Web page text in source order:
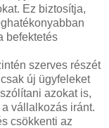
Ez biztosítja,
befektetés
szerves részét
új ügyfeleket
azokat is,
vállalkozás iránt.
csökkenti az